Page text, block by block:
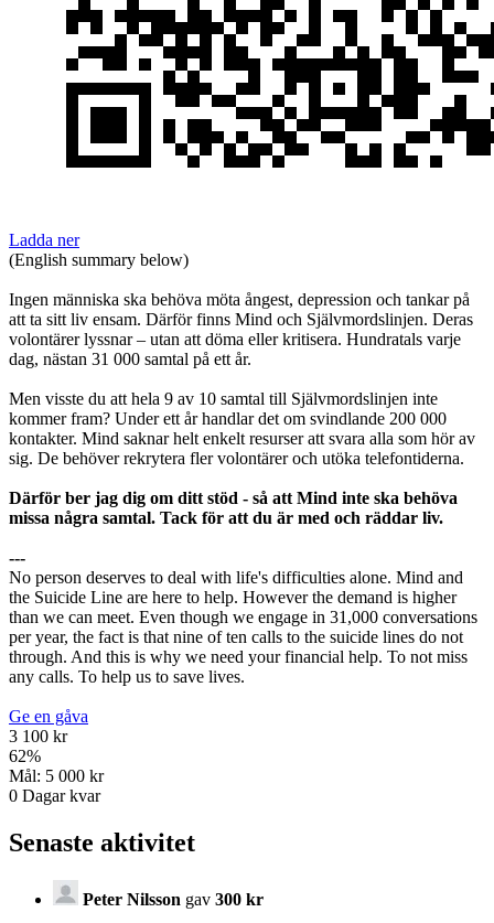
Ladda ner
(English summary below)
Ingen människa ska behöva möta ångest, depression och tankar på
att ta sitt liv ensam. Därför finns Mind och Självmordslinjen. Deras
volontärer lyssnar – utan att döma eller kritisera. Hundratals varje
dag, nästan 31 000 samtal på ett år.
Men visste du att hela 9 av 10 samtal till Självmordslinjen inte
kommer fram? Under ett år handlar det om svindlande 200 000
kontakter. Mind saknar helt enkelt resurser att svara alla som hör av
sig. De behöver rekrytera fler volontärer och utöka telefontiderna.
Därför ber jag dig om ditt stöd - så att Mind inte ska behöva
missa några samtal. Tack för att du är med och räddar liv.
---
No person deserves to deal with life's difficulties alone. Mind and
the Suicide Line are here to help. However the demand is higher
than we can meet. Even though we engage in 31,000 conversations
per year, the fact is that nine of ten calls to the suicide lines do not
through. And this is why we need your financial help. To not miss
any calls. To help us to save lives.
Ge en gåva
3 100 kr
62%
Mål: 5 000 kr
0 Dagar kvar
Senaste aktivitet
Peter Nilsson gav 300 kr